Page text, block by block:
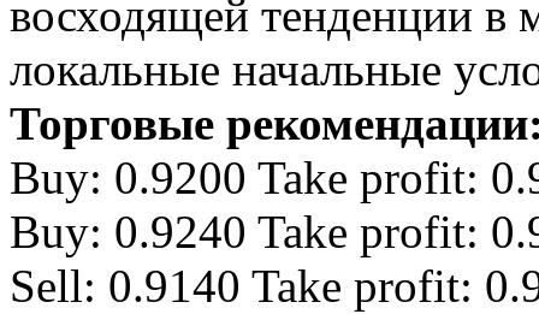
восходящей тенденции
локальные начальные
Торговые
Buy: 0.9200 Take profit:
Buy: 0.9240 Take profit:
Sell: 0.9140 Take profit: